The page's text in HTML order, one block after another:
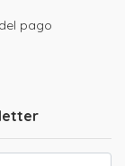
pago